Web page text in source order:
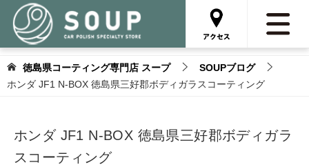
徳島県コーティング専門店 スープ
SOUPブログ
ホンダ JF1 N-BOX 徳島県三好郡ボディガラスコーティング
ホンダ JF1 N-BOX 徳島県三好郡ボディガラ
スコーティング